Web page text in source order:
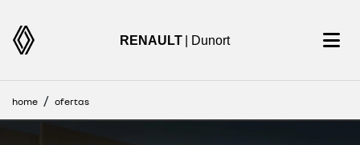
RENAULT | Dunort
home ofertas